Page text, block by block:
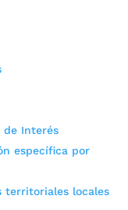
de Interés
específica por
territoriales locales
a decisión
de
La Alcaldía de